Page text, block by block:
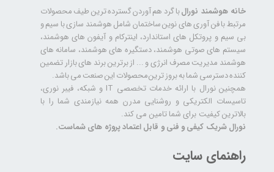
راهنمای سایت
خانه هوشمند نورالبا گرد هم آوردن گسترده ترین طیف محصولات
مرتبط با فن آوری های نوین ساختمان شامل هوشمند سازی با سیم و
بی سیم و پروتکل های استاندارد، اینترکام و آیفون های هوشمند،
سیستم های صوتی هوشمند، دستگیره های هوشمند، سامانه های
هوشمند مدیریت مصرف انرژی و ... از برترین برند های بازار تضمین
کننده دسترسی شما به بروز ترین محصولات این صنعت می باشد.
همچنین نورال با ارائه خدمات تخصصی IT و شبکه، فیبر نوری،
تاسیسات الکتریکی و روشنایی مدرن همه نیازمندی شما را با
بالاترین کیفیت برای شما تامین می کند.
نورال شریک کیفی و فنی و قابل اعتماد پروژه های شماست.